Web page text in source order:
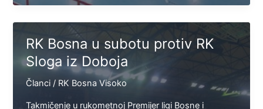
priliku
u
i
zabilježila
drugi
ovosezonski
poraz
RK Bosna u subotu protiv RK
Sloga iz Doboja
Članci / RK Bosna Visoko
Takmičenje u rukometnoj Premijer ligi Bosne i